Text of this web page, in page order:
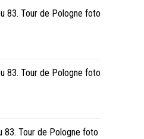
83. Tour de Pologne foto
83. Tour de Pologne foto
83. Tour de Pologne foto